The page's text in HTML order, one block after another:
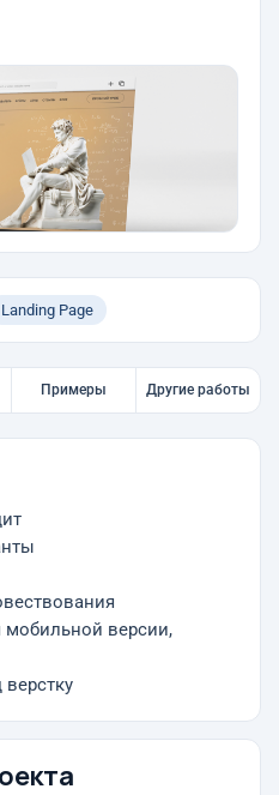
Landing Page
Примеры Другие работы
мобильной версии,